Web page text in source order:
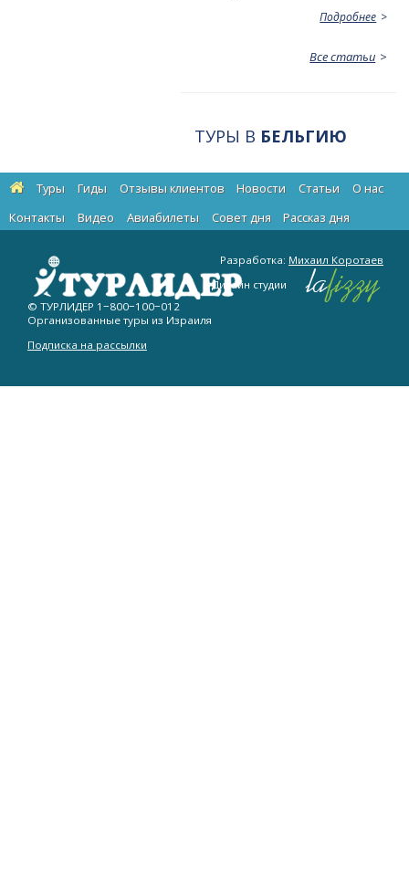
Подробнее
Все статьи
ТУРЫ В БЕЛЬГИЮ
Туры Гиды Отзывы клиентов Новости Статьи
О нас
Контакты
Видео Авиабилеты Cовет дня Рассказ дня
© ТУРЛИДЕР 1−800−100−012
Организованные туры из Израиля
Подписка на рассылки
Разработка: Михаил Коротаев
Дизайн студии